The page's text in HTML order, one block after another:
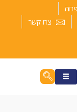
צרו קשר